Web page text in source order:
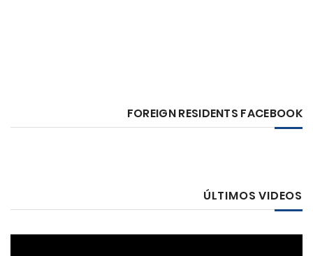
FOREIGN RESIDENTS FACEBOOK
ÚLTIMOS VIDEOS